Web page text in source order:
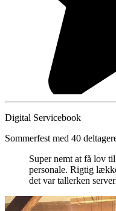
Digital Servicebook
Sommerfest med 40
Super nemt at få lov
personale. Rigtig
det var tallerken